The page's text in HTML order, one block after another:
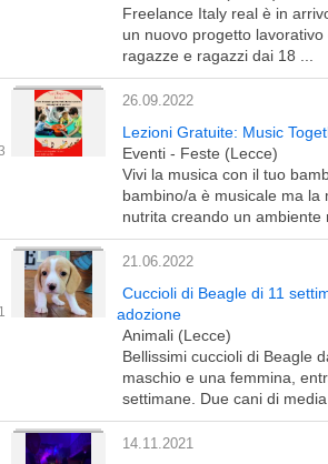
Freelance Italy real è in
un nuovo progetto lavorativo
ragazze e ragazzi dai 18 ...
26.09.2022
Lezioni Gratuite: Music
Eventi - Feste (Lecce)
Vivi la musica con il tuo
bambino/a è musicale ma la
nutrita creando un ambiente
21.06.2022
Cuccioli di Beagle di 11
adozione
Animali (Lecce)
Bellissimi cuccioli di Beagle
maschio e una femmina,
settimane. Due cani di media
14.11.2021